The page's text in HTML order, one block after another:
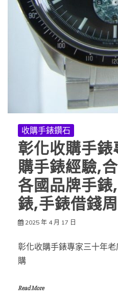
收購手錶鑽石
彰化收購手
購手錶經驗,
各國品牌手
錶,手錶借錢
2025 年 4 月 17 日
彰化收購手錶專家三十年
購
Read More